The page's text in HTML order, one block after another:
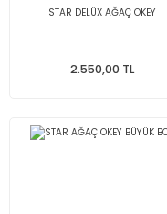
STAR DELÜX AĞAÇ OKEY
2.550,00 TL